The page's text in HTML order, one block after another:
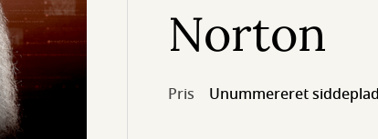
Norton
Pris Unummereret